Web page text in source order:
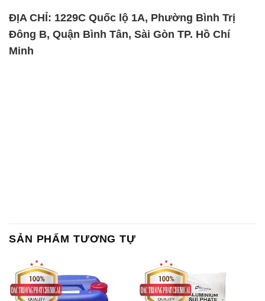
ĐỊA CHỈ: 1229C Quốc lộ 1A, Phường Bình Trị
Đông B, Quận Bình Tân, Sài Gòn TP. Hồ Chí
Minh
SẢN PHẨM TƯƠNG TỰ